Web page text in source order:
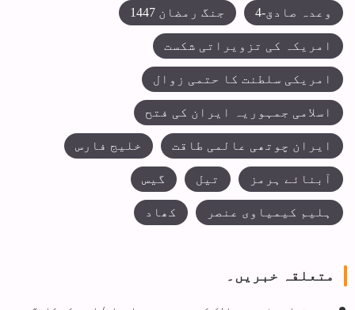
وعدہ صادق-4 جنگ رمضان 1447
امریکہ کی تزویراتی شکست
امریکی سلطنت کا حتمی زوال
اسلامی جمہوریہ ایران کی فتح
ایران چوتھی عالمی طاقت خلیج فارس
آبنائے ہرمز تیل گیس
ہلیم کیمیاوی عنصر کھاد
متعلقہ خبریں۔